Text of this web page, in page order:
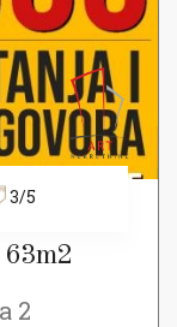
3/5
63m2
2